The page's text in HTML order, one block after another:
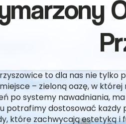
to dla nas nie tylko
– zieloną oazę, w
po systemy nawadniania,
potrafimy dostosować
które zachwycają estetyką i